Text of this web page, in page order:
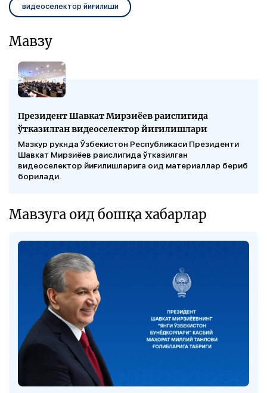
видеоселектор йиғилиши
Мавзу
Президент Шавкат Мирзиёев раислигида
ўтказилган видеоселектор йиғилишлари
Мазкур рукнда Ўзбекистон Республикаси Президенти
Шавкат Мирзиёев раислигида ўтказилган
видеоселектор йиғилишларига оид материаллар бериб
борилади.
Мавзуга оид бошқа хабарлар